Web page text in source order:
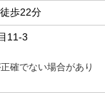
歩22分
11-3
確でない場合があり